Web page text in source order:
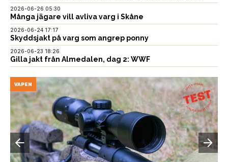
2026-06-26 05:30
Många jägare vill avliva varg i Skåne
2026-06-24 17:17
Skyddsjakt på varg som angrep ponny
2026-06-23 18:26
Gilla jakt från Almedalen, dag 2: WWF
VAPEN